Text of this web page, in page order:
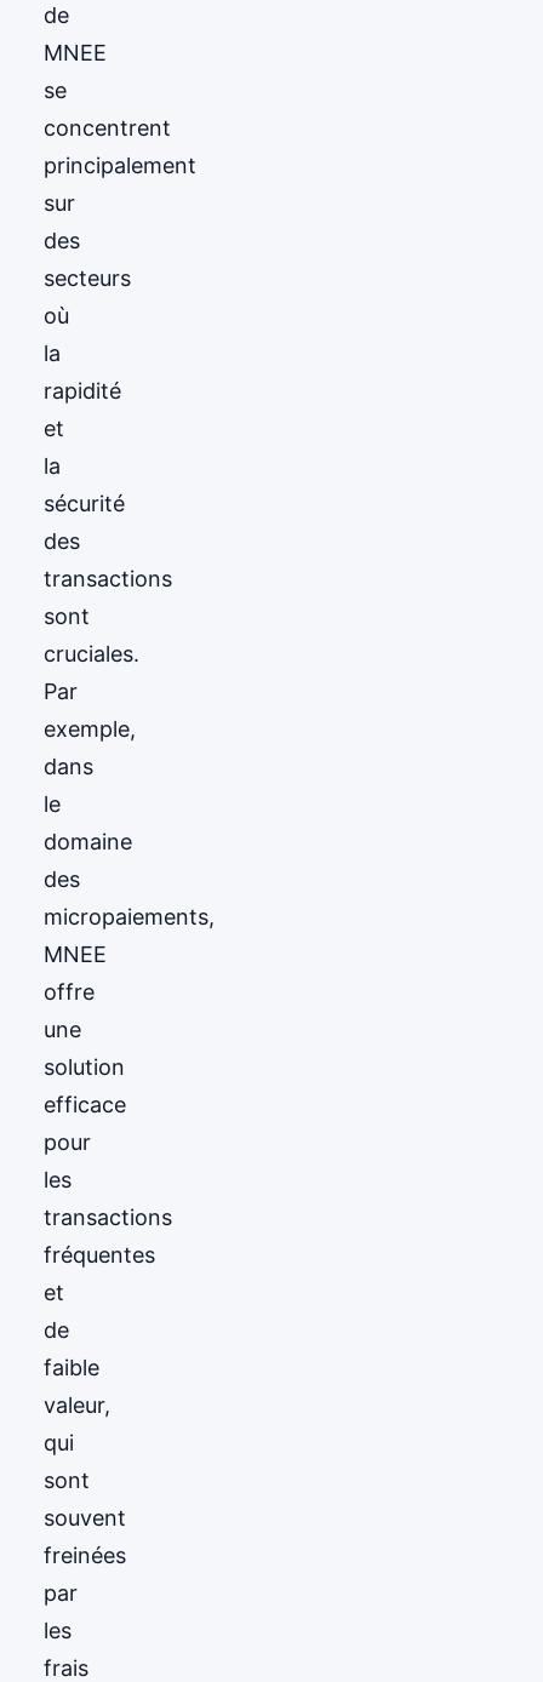
de
MNEE
se
concentrent
principalement
sur
des
secteurs
où
la
rapidité
et
la
sécurité
des
transactions
sont
cruciales.
Par
exemple,
dans
le
domaine
des
micropaiements,
MNEE
offre
une
solution
efficace
pour
les
transactions
fréquentes
et
de
faible
valeur,
qui
sont
souvent
freinées
par
les
frais